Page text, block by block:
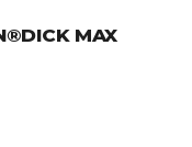
MAX